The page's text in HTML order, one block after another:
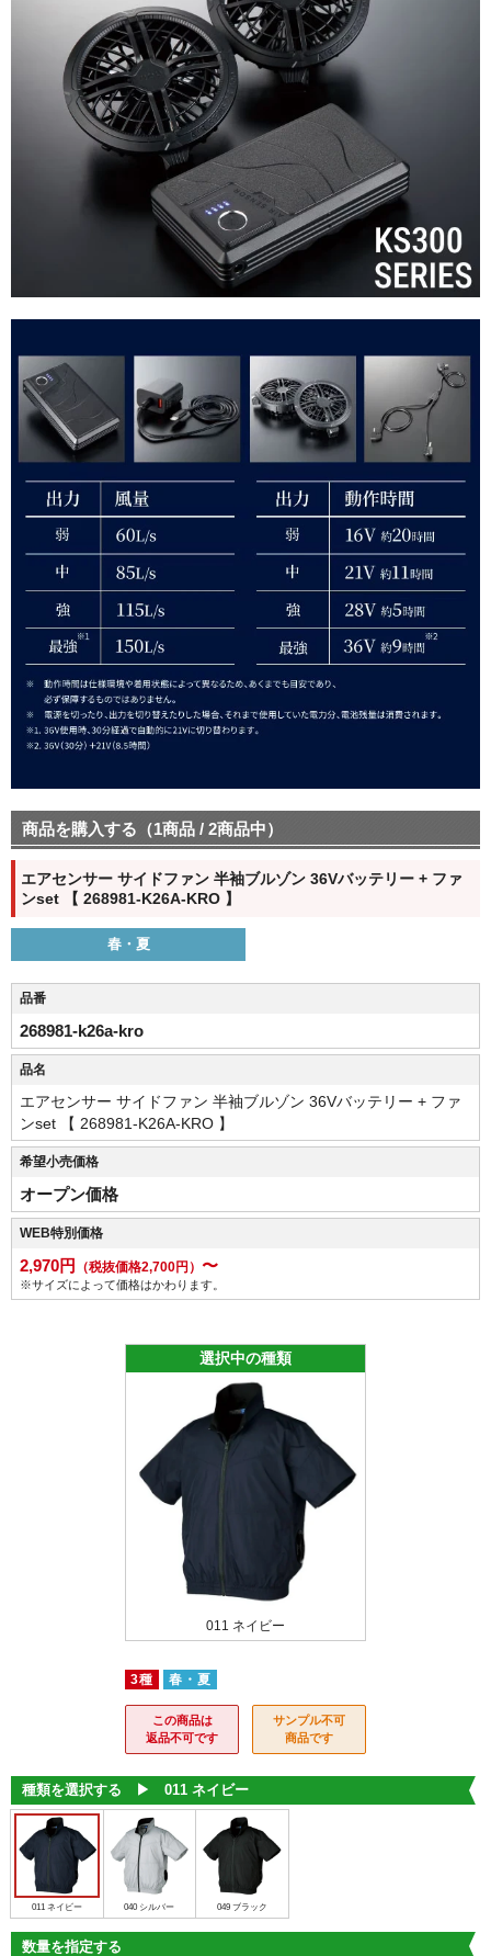
商品を購入する（1商品 / 2商品中）
エアセンサー サイドファン 半袖ブルゾン 36Vバッテリー + ファ
ンset 【 268981-K26A-KRO 】
春・夏
品番
268981-k26a-kro
品名
エアセンサー サイドファン 半袖ブルゾン 36Vバッテリー + ファ
ンset 【 268981-K26A-KRO 】
希望小売価格
オープン価格
WEB特別価格
2,970円 （税抜価格2,700円） 〜
※サイズによって価格はかわります。
選択中の種類
011 ネイビー
3種 春・夏
この商品は
返品不可です
サンプル不可
商品です
種類を選択する ▶︎ 011 ネイビー
011 ネイビー 040 シルバー 049 ブラック
数量を指定する